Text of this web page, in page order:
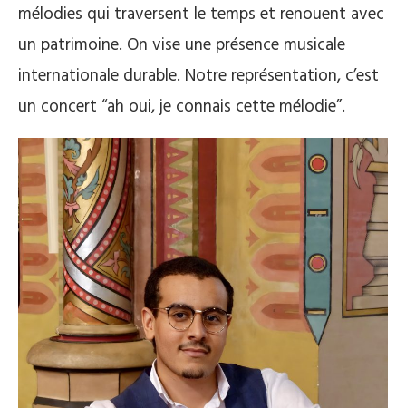
mélodies qui traversent le temps et renouent avec
un patrimoine. On vise une présence musicale
internationale durable. Notre représentation, c’est
un concert “ah oui, je connais cette mélodie”.